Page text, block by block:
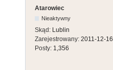
Atarowiec
Nieaktywny
Skąd: Lublin
Zarejestrowany: 2011-12-16
Posty: 1,356